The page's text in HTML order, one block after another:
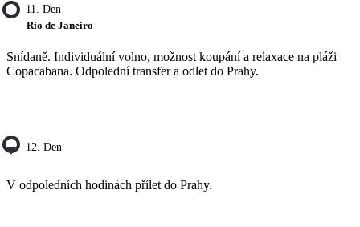
11. Den
Rio de Janeiro
Snídaně. Individuální volno, možnost koupání a relaxace na pláži
Copacabana. Odpolední transfer a odlet do Prahy.
12. Den
V odpoledních hodinách přílet do Prahy.